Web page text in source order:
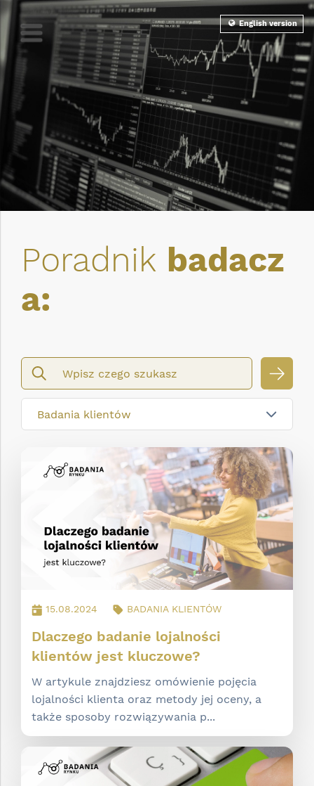
Poradnik badacz
a:
szukaj
Badania klientów
15.08.2024 BADANIA KLIENTÓW
Dlaczego badanie lojalności
klientów jest kluczowe?
W artykule znajdziesz omówienie pojęcia
lojalności klienta oraz metody jej oceny, a
także sposoby rozwiązywania p...
English version